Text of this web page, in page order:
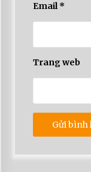
Email*
Trang web